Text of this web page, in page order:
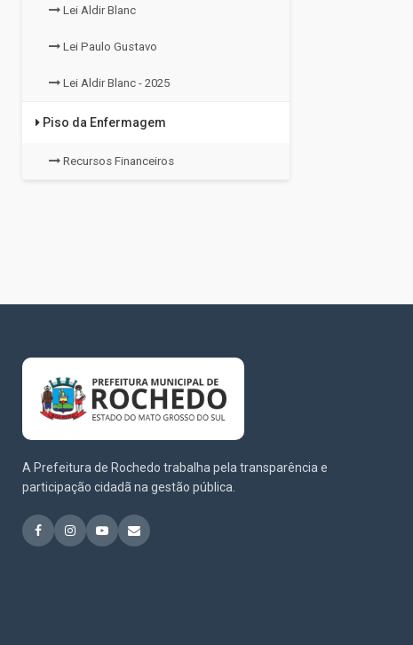
Lei Aldir Blanc
Lei Paulo Gustavo
Lei Aldir Blanc - 2025
Piso da Enfermagem
Recursos Financeiros
A Prefeitura de Rochedo trabalha pela transparência e
participação cidadã na gestão pública.